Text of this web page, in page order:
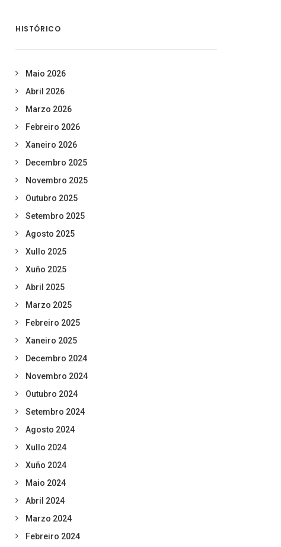
HISTÓRICO
Maio 2026
Abril 2026
Marzo 2026
Febreiro 2026
Xaneiro 2026
Decembro 2025
Novembro 2025
Outubro 2025
Setembro 2025
Agosto 2025
Xullo 2025
Xuño 2025
Abril 2025
Marzo 2025
Febreiro 2025
Xaneiro 2025
Decembro 2024
Novembro 2024
Outubro 2024
Setembro 2024
Agosto 2024
Xullo 2024
Xuño 2024
Maio 2024
Abril 2024
Marzo 2024
Febreiro 2024